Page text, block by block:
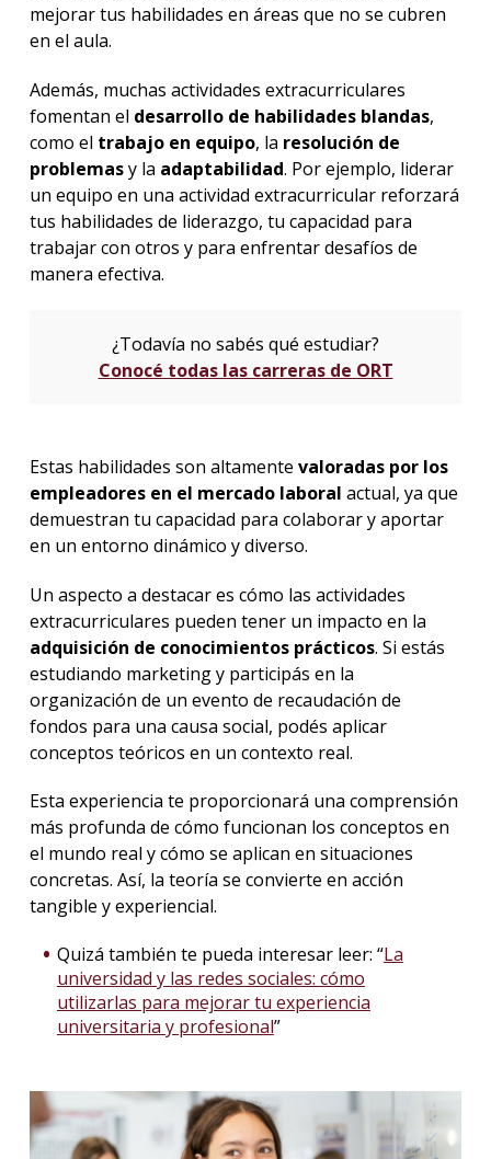
mejorar tus habilidades en áreas que no se cubren
en el aula.
Además, muchas actividades extracurriculares
fomentan el desarrollo de habilidades blandas,
como el trabajo en equipo, la resolución de
problemasy la adaptabilidad. Por ejemplo, liderar
un equipo en una actividad extracurricular reforzará
tus habilidades de liderazgo, tu capacidad para
trabajar con otros y para enfrentar desafíos de
manera efectiva.
¿Todavía no sabés qué estudiar?
Conocé todas las carreras de ORT
Estas habilidades son altamente valoradas por los
empleadores en el mercado laboral actual, ya que
demuestran tu capacidad para colaborar y aportar
en un entorno dinámico y diverso.
Un aspecto a destacar es cómo las actividades
extracurriculares pueden tener un impacto en la
adquisición de conocimientos prácticos. Si estás
estudiando marketing y participás en la
organización de un evento de recaudación de
fondos para una causa social, podés aplicar
conceptos teóricos en un contexto real.
Esta experiencia te proporcionará una comprensión
más profunda de cómo funcionan los conceptos en
el mundo real y cómo se aplican en situaciones
concretas. Así, la teoría se convierte en acción
tangible y experiencial.
Quizá también te pueda interesar leer: “La
universidad y las redes sociales: cómo
utilizarlas para mejorar tu experiencia
universitaria y profesional”